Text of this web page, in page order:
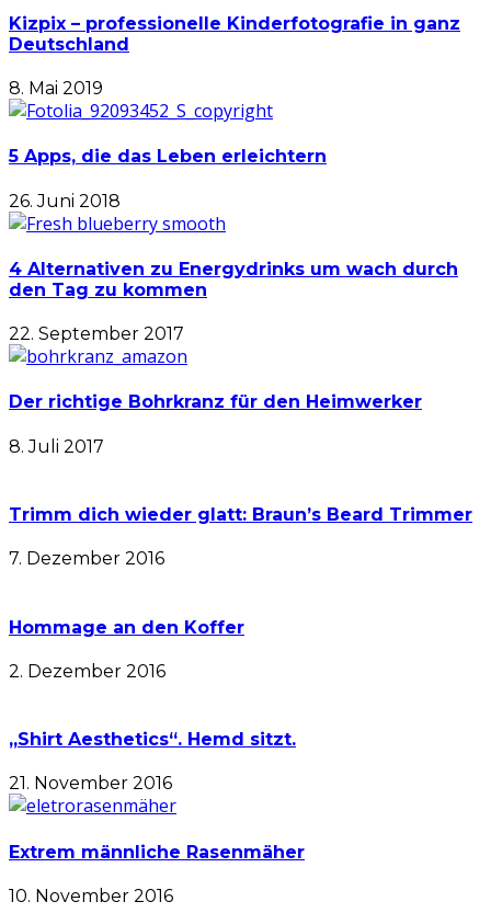
Kizpix – professionelle Kinderfotografie in ganz
Deutschland
8. Mai 2019
5 Apps, die das Leben erleichtern
26. Juni 2018
4 Alternativen zu Energydrinks um wach durch
den Tag zu kommen
22. September 2017
Der richtige Bohrkranz für den Heimwerker
8. Juli 2017
Trimm dich wieder glatt: Braun’s Beard Trimmer
7. Dezember 2016
Hommage an den Koffer
2. Dezember 2016
„Shirt Aesthetics“. Hemd sitzt.
21. November 2016
Extrem männliche Rasenmäher
10. November 2016